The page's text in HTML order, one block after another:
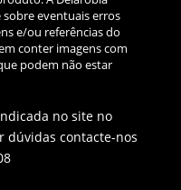
eventuais erros
e/ou referências do
conter imagens com
podem não estar
no site no
dúvidas contacte-nos